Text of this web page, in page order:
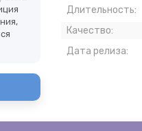
Длительность:
Качество:
Дата релиза: